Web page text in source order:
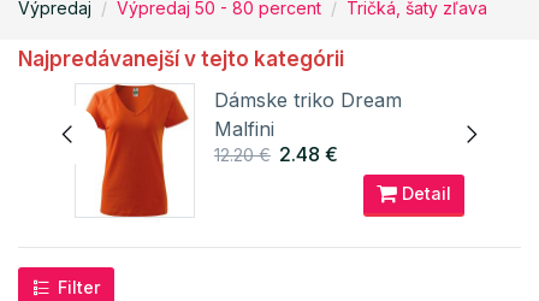
Výpredaj Výpredaj 50 - 80 percent Tričká, šaty zľava
Najpredávanejší v tejto kategórii
Dámske triko Dream
Malfini
12.20 € 2.48 €
Detail
Filter